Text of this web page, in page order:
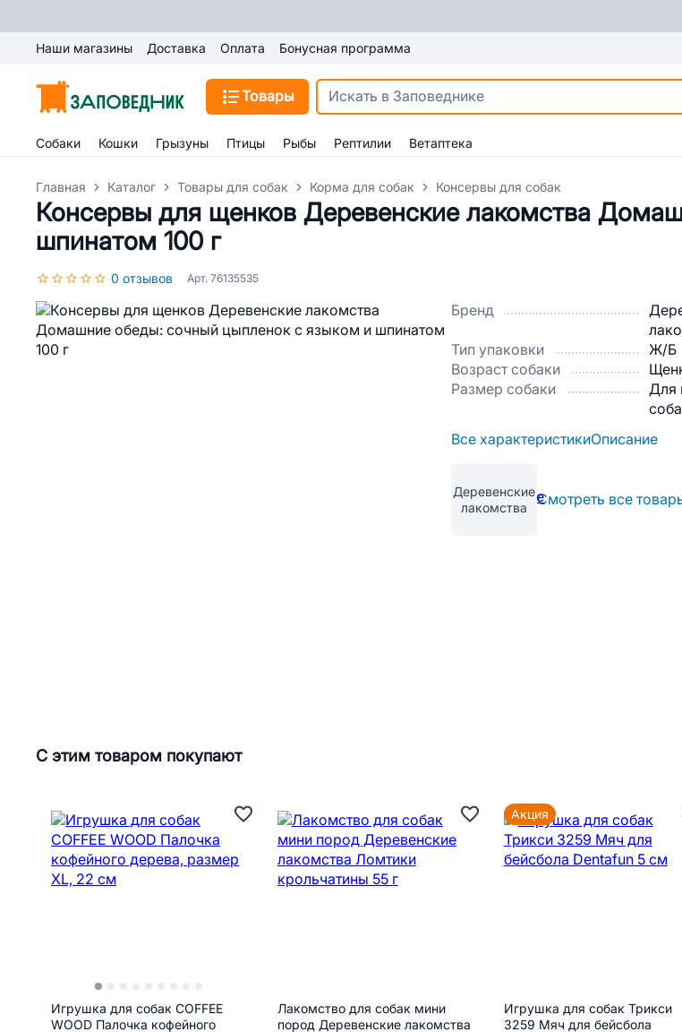
Наши магазины Доставка Оплата Бонусная программа
Товары
Собаки Кошки Грызуны Птицы Рыбы Рептилии Ветаптека
Главная Каталог Товары для собак Корма для собак Консервы для собак
Консервы для щенков Деревенские лакомства
шпинатом 100 г
0 отзывов Арт. 76135535
Бренд
Тип упаковки
Ж/Б
Возраст собаки
Размер собаки
Для
Все характеристикиОписание
Деревенские
лакомства
Смотреть все
С этим товаром покупают
Игрушка для собак COFFEE
WOOD Палочка кофейного
Лакомство для собак мини
пород Деревенские лакомства
Игрушка для собак Трикси
3259 Мяч для бейсбола
Акция